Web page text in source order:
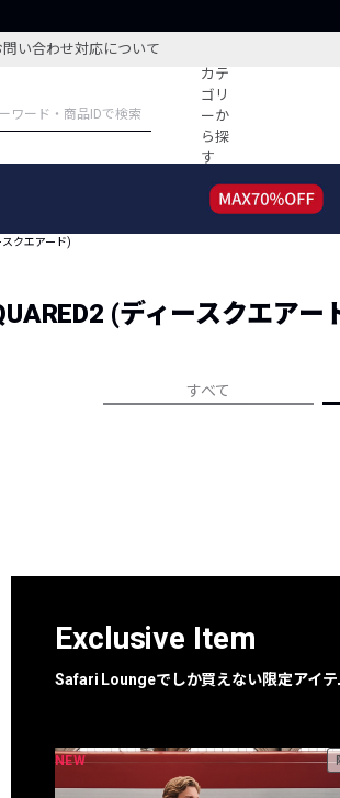
い合わせ対応について
カテ
ゴリ
ーか
ら探
す
特集記事
コーディネート
す
ー
人
フ
スクエアード)
(ディースクエアー
すべて
Exclusive Item
Safari Loungeでしか買えない限定アイテ
NEW